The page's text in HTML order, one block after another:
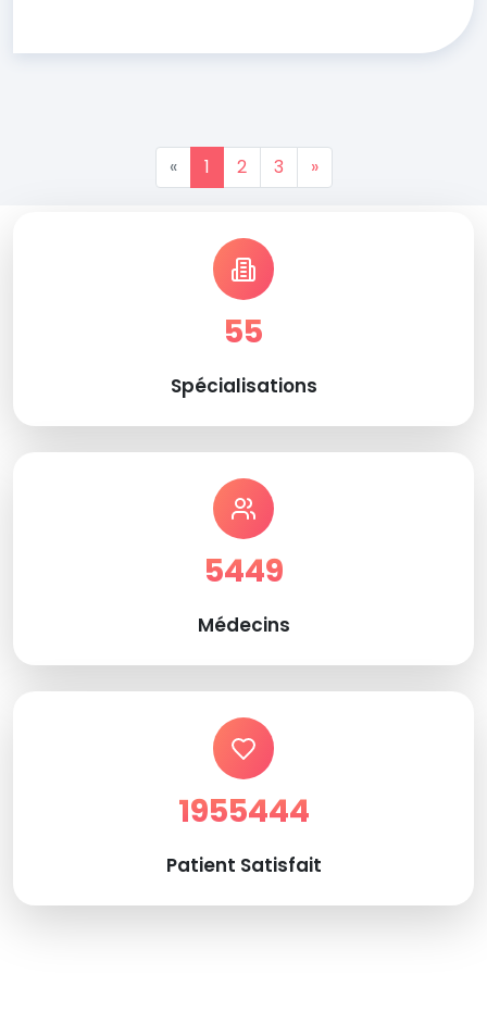
« 1 2 3 »
55
Spécialisations
5449
Médecins
1955444
Patient Satisfait